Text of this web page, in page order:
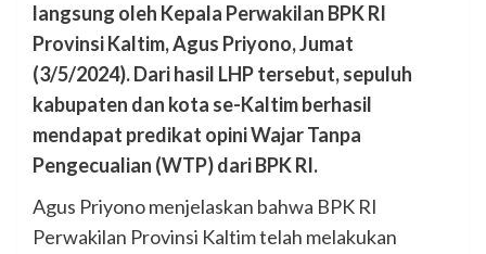
langsung oleh Kepala Perwakilan BPK RI
Provinsi Kaltim, Agus Priyono, Jumat
(3/5/2024). Dari hasil LHP tersebut, sepuluh
kabupaten dan kota se-Kaltim berhasil
mendapat predikat opini Wajar Tanpa
Pengecualian (WTP) dari BPK RI.
Agus Priyono menjelaskan bahwa BPK RI
Perwakilan Provinsi Kaltim telah melakukan